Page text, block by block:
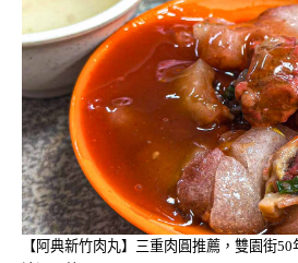
【阿典新竹肉丸】三重肉圓推薦，雙園街